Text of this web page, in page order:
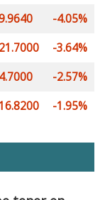
-4.05%
21.7000
-3.64%
4.7000
-2.57%
16.8200 -1.95%